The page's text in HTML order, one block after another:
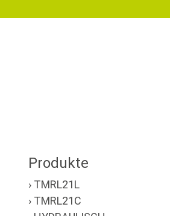
Produkte
› TMRL21L
› TMRL21C